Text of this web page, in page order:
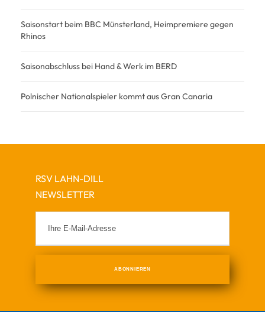
Saisonstart beim BBC Münsterland, Heimpremiere gegen
Rhinos
Saisonabschluss bei Hand & Werk im BERD
Polnischer Nationalspieler kommt aus Gran Canaria
RSV LAHN-DILL
NEWSLETTER